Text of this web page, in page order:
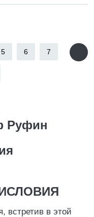
5 6 7
Руфин
встретив в этой